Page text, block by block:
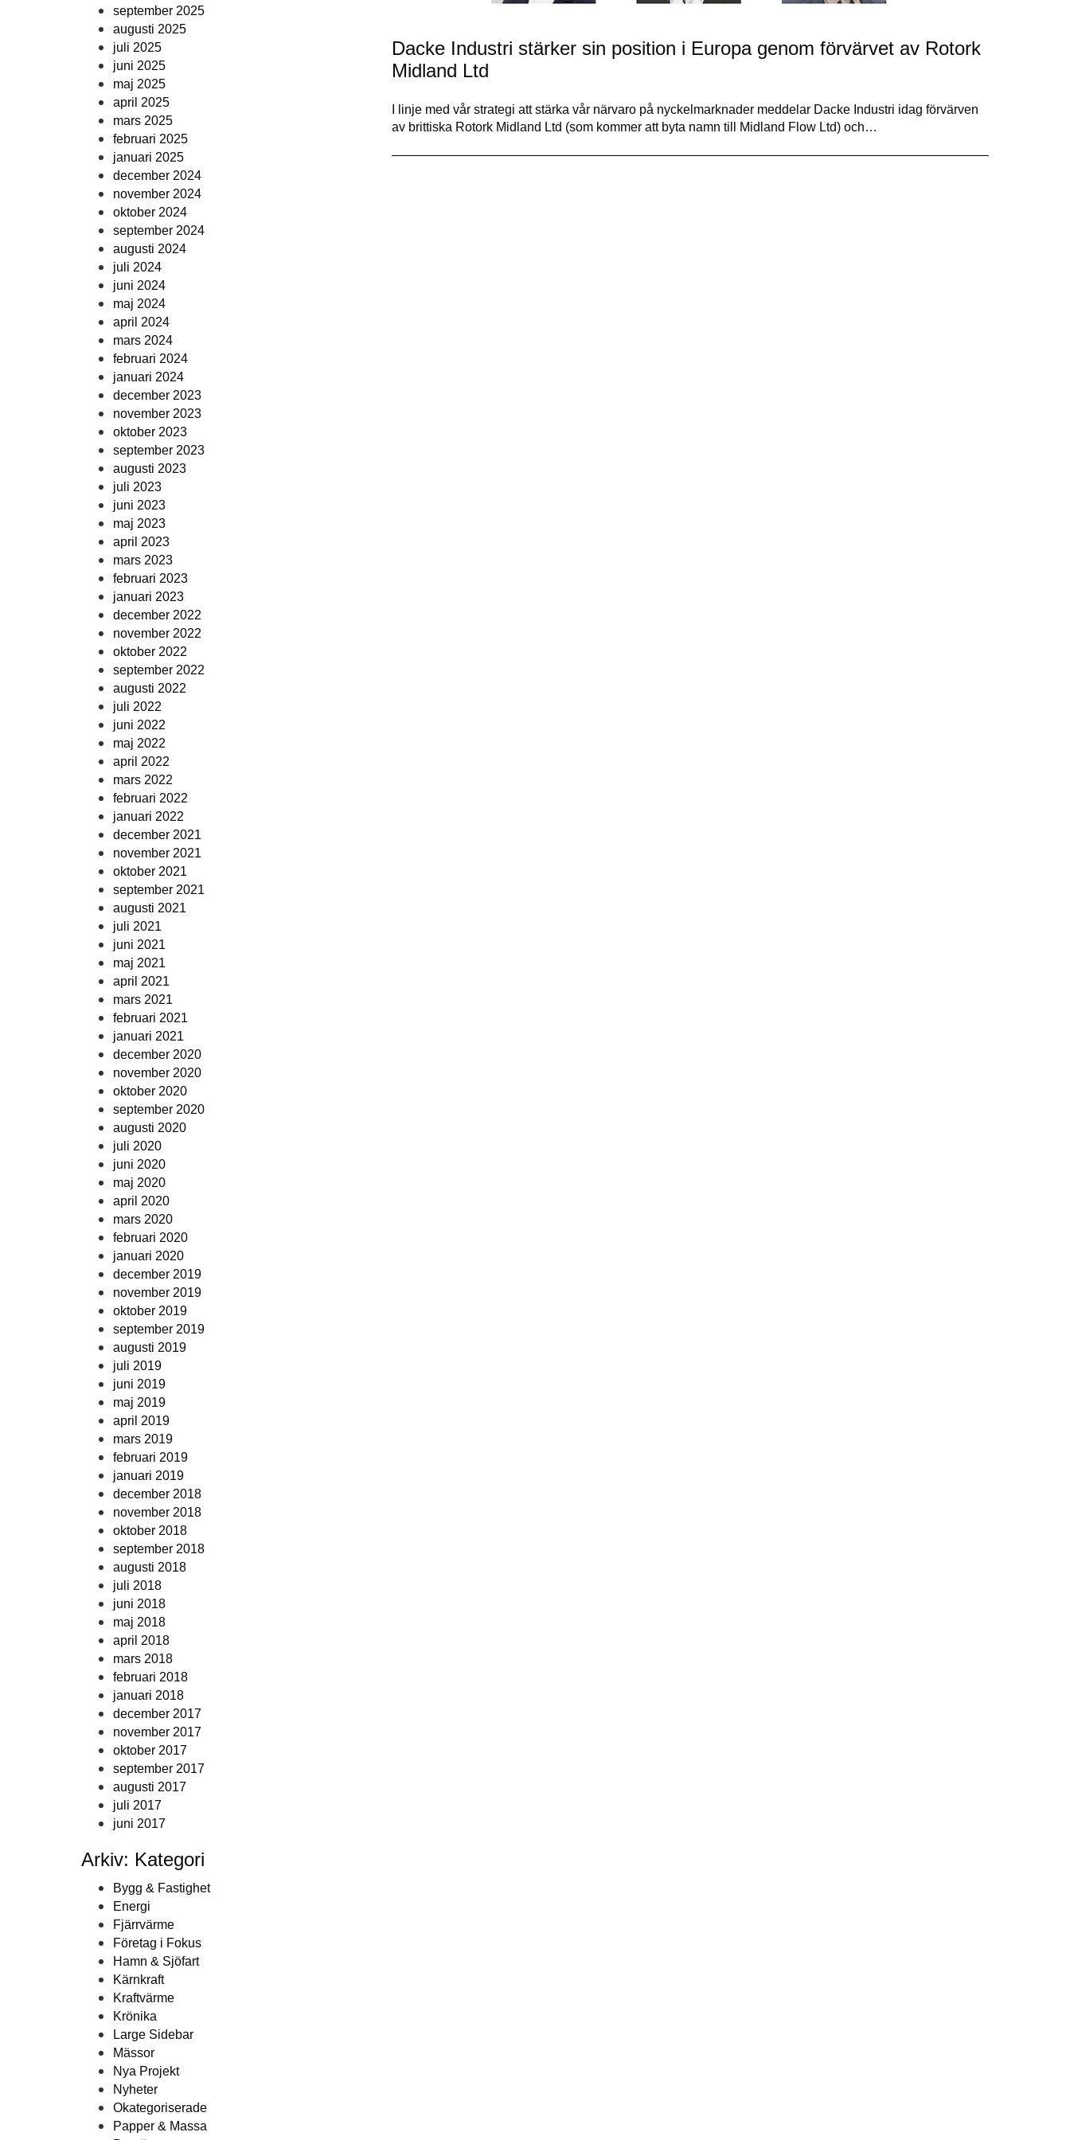
september 2025
augusti 2025
juli 2025
juni 2025
maj 2025
april 2025
mars 2025
februari 2025
januari 2025
december 2024
november 2024
oktober 2024
september 2024
augusti 2024
juli 2024
juni 2024
maj 2024
april 2024
mars 2024
februari 2024
januari 2024
december 2023
november 2023
oktober 2023
september 2023
augusti 2023
juli 2023
juni 2023
maj 2023
april 2023
mars 2023
februari 2023
januari 2023
december 2022
november 2022
oktober 2022
september 2022
augusti 2022
juli 2022
juni 2022
maj 2022
april 2022
mars 2022
februari 2022
januari 2022
december 2021
november 2021
oktober 2021
september 2021
augusti 2021
juli 2021
juni 2021
maj 2021
april 2021
mars 2021
februari 2021
januari 2021
december 2020
november 2020
oktober 2020
september 2020
augusti 2020
juli 2020
juni 2020
maj 2020
april 2020
mars 2020
februari 2020
januari 2020
december 2019
november 2019
oktober 2019
september 2019
augusti 2019
juli 2019
juni 2019
maj 2019
april 2019
mars 2019
februari 2019
januari 2019
december 2018
november 2018
oktober 2018
september 2018
augusti 2018
juli 2018
juni 2018
maj 2018
april 2018
mars 2018
februari 2018
januari 2018
december 2017
november 2017
oktober 2017
september 2017
augusti 2017
juli 2017
juni 2017
Arkiv: Kategori
Bygg & Fastighet
Energi
Fjärrvärme
Företag i Fokus
Hamn & Sjöfart
Kärnkraft
Kraftvärme
Krönika
Large Sidebar
Mässor
Nya Projekt
Nyheter
Okategoriserade
Papper & Massa
Dacke Industri stärker sin position i Europa genom förvärvet av Rotork
Midland Ltd
I linje med vår strategi att stärka vår närvaro på nyckelmarknader meddelar Dacke Industri idag förvärven
av brittiska Rotork Midland Ltd (som kommer att byta namn till Midland Flow Ltd) och…